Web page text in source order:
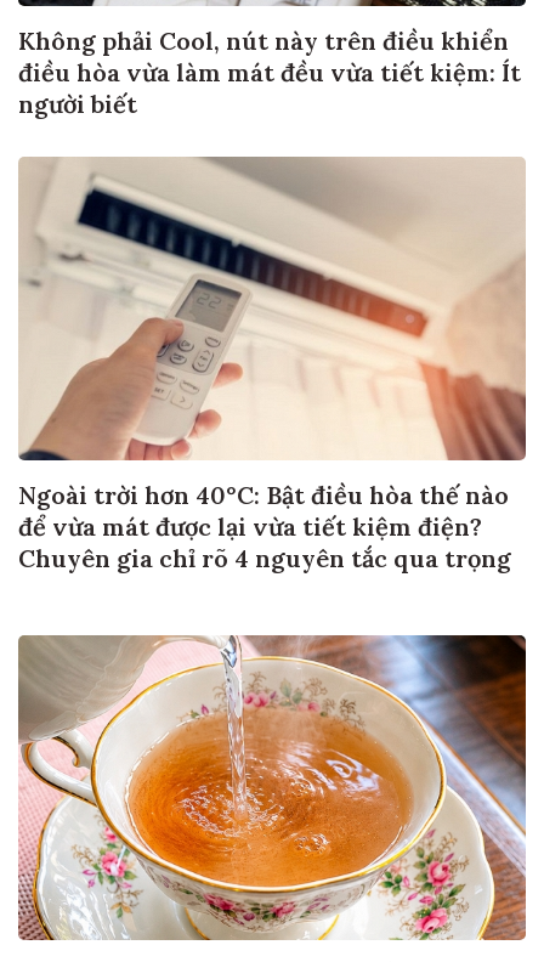
Không phải Cool, nút này trên điều khiển
điều hòa vừa làm mát đều vừa tiết kiệm: Ít
người biết
Ngoài trời hơn 40°C: Bật điều hòa thế nào
để vừa mát được lại vừa tiết kiệm điện?
Chuyên gia chỉ rõ 4 nguyên tắc qua trọng